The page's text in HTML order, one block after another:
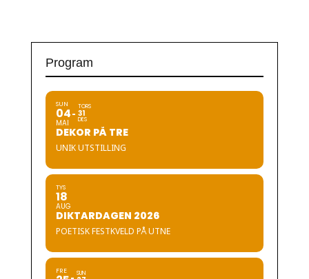
Program
SUN
04
MAI
TORS
31
DES
DEKOR PÅ TRE
UNIK UTSTILLING
TYS
18
AUG
DIKTARDAGEN 2026
POETISK FESTKVELD PÅ UTNE
FRE SUN